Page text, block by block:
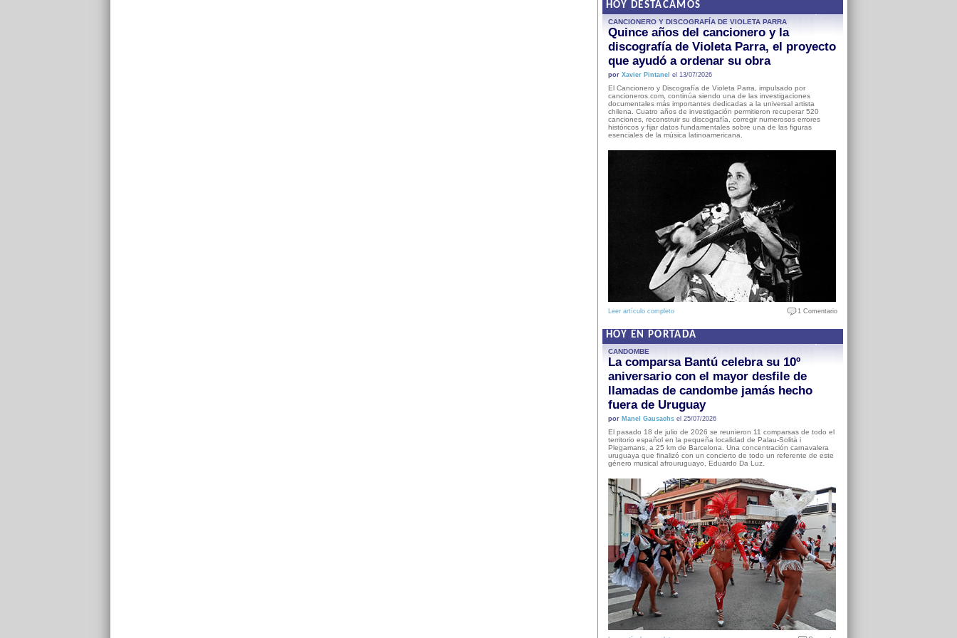
HOY DESTACAMOS
CANCIONERO Y DISCOGRAFÍA DE VIOLETA PARRA
Quince años del cancionero y la
discografía de Violeta Parra, el proyecto
que ayudó a ordenar su obra
por Xavier Pintanel el 13/07/2026
El Cancionero y Discografía de Violeta Parra, impulsado por
cancioneros.com, continúa siendo una de las investigaciones
documentales más importantes dedicadas a la universal artista
chilena. Cuatro años de investigación permitieron recuperar 520
canciones, reconstruir su discografía, corregir numerosos errores
históricos y fijar datos fundamentales sobre una de las figuras
esenciales de la música latinoamericana.
Leer artículo completo 1 Comentario
HOY EN PORTADA
CANDOMBE
La comparsa Bantú celebra su 10º
aniversario con el mayor desfile de
llamadas de candombe jamás hecho
fuera de Uruguay
por Manel Gausachsel 25/07/2026
El pasado 18 de julio de 2026 se reunieron 11 comparsas de todo el
territorio español en la pequeña localidad de Palau-Solità i
Plegamans, a 25 km de Barcelona. Una concentración carnavalera
uruguaya que finalizó con un concierto de todo un referente de este
género musical afrouruguayo, Eduardo Da Luz.